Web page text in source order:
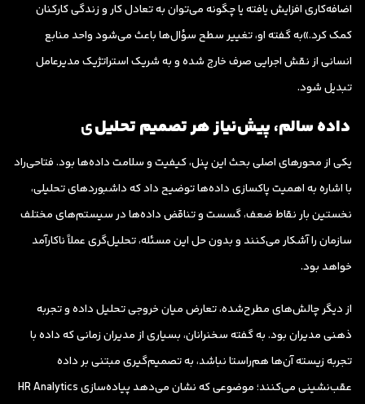
اضافه‌کاری افزایش یافته یا چگونه می‌توان به تعادل کار و زندگی کارکنان
کمک کرد.»به گفته او، تغییر سطح سؤال‌ها باعث می‌شود واحد منابع
انسانی از نقش اجرایی صرف خارج شده و به شریک استراتژیک مدیرعامل
تبدیل شود.
داده سالم، پیش‌نیاز هر تصمیم تحلیلی
یکی از محورهای اصلی بحث این پنل، کیفیت و سلامت داده‌ها بود. فتاحی‌راد
با اشاره به اهمیت پاکسازی داده‌ها توضیح داد که داشبوردهای تحلیلی،
نخستین بار نقاط ضعف، گسست و تناقض داده‌ها در سیستم‌های مختلف
سازمان را آشکار می‌کنند و بدون حل این مسئله، تحلیل‌گری عملاً ناکارآمد
خواهد بود.
از دیگر چالش‌های مطرح‌شده، تعارض میان خروجی تحلیل داده و تجربه
ذهنی مدیران بود. به گفته سخنرانان، بسیاری از مدیران زمانی که داده با
تجربه زیسته آن‌ها هم‌راستا نباشد، به تصمیم‌گیری مبتنی بر داده
عقب‌نشینی می‌کنند؛ موضوعی که نشان می‌دهد پیاده‌سازی HR Analytics